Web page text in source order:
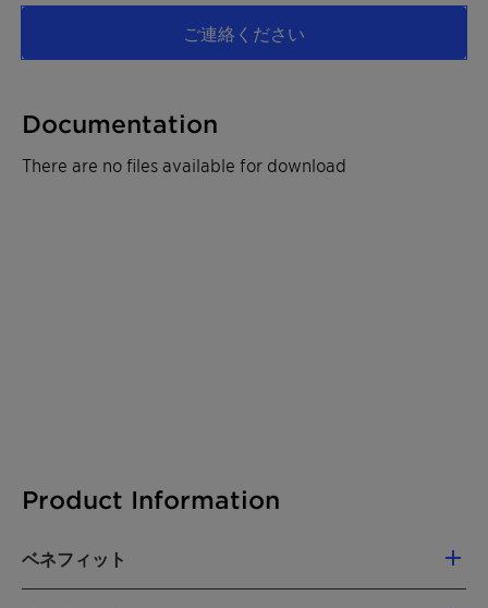
ご連絡ください
Product Information
ベネフィット
Documentation
There are no files available for download